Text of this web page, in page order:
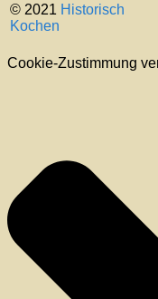
© 2021 Historisch
Kochen
Cookie-Zustimmung